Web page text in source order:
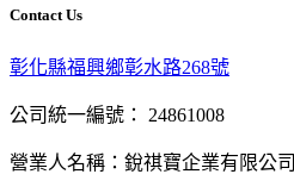
Contact Us
彰化縣福興鄉彰水路268號
公司統一編號： 24861008
營業人名稱：銳祺寶企業有限公司